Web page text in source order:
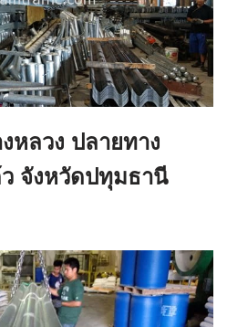
หลวง ปลายทาง
จังหวัดปทุมธานี